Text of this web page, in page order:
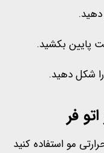
پایین بکشید.
شکل دهید.
فر
مو استفاده کنید